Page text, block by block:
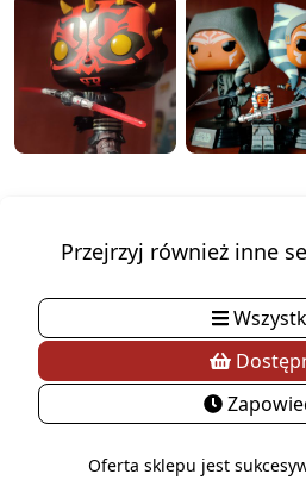
Przejrzyj również inne
Oferta sklepu jest